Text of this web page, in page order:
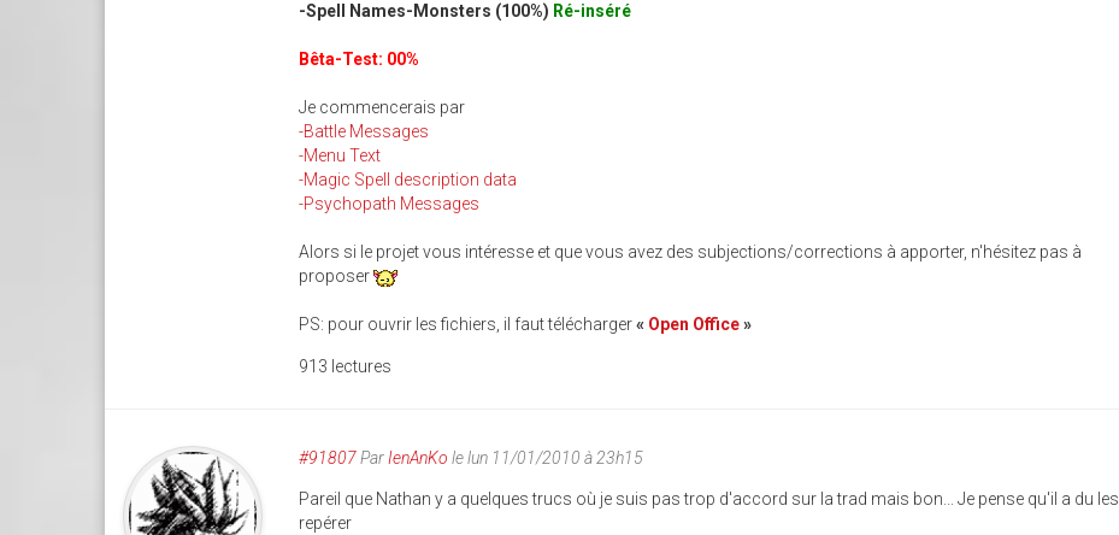
-Spell Names-Monsters (100%) Ré-inséré
Bêta-Test: 00%
Je commencerais par
-Battle Messages
-Menu Text
-Magic Spell description data
-Psychopath Messages
Alors si le projet vous intéresse et que vous avez des subjections/corrections à apporter, n'hésitez pas à
proposer
PS: pour ouvrir les fichiers, il faut télécharger« Open Office»
913 lectures
#91807ParIenAnKo le lun 11/01/2010 à 23h15
Pareil que Nathan y a quelques trucs où je suis pas trop d'accord sur la trad mais bon... Je pense qu'il a du les
repérer